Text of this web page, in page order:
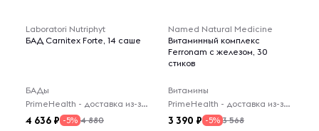
Laboratori Nutriphyt
БАД Carnitex Forte, 14 саше
БАДы
PrimeHealth - доставка из-за рубежа
4 636 -5% 4 880
Named Natural Medicine
Витаминный комплекс
Ferronam с железом, 30
стиков
Витамины
PrimeHealth - доставка из-за рубежа
3 390 -5% 3 568